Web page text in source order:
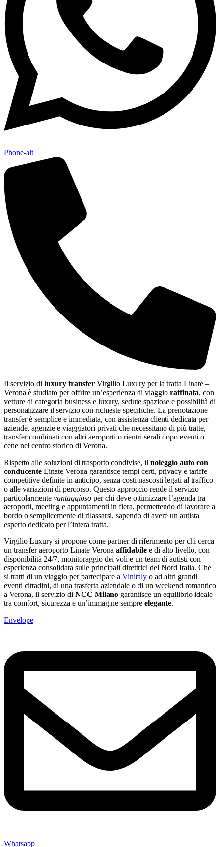
Phone-alt
Il servizio di luxury transfer Virgilio Luxury per la tratta Linate –
Verona è studiato per offrire un’esperienza di viaggio raffinata, con
vetture di categoria business e luxury, sedute spaziose e possibilità di
personalizzare il servizio con richieste specifiche. La prenotazione
transfer è semplice e immediata, con assistenza clienti dedicata per
aziende, agenzie e viaggiatori privati che necessitano di più tratte,
transfer combinati con altri aeroporti o rientri serali dopo eventi o
cene nel centro storico di Verona.
Rispetto alle soluzioni di trasporto condivise, il noleggio auto con
conducente Linate Verona garantisce tempi certi, privacy e tariffe
competitive definite in anticipo, senza costi nascosti legati al traffico
o alle variazioni di percorso. Questo approccio rende il servizio
particolarmente vantaggioso per chi deve ottimizzare l’agenda tra
aeroporti, meeting e appuntamenti in fiera, permettendo di lavorare a
bordo o semplicemente di rilassarsi, sapendo di avere un autista
esperto dedicato per l’intera tratta.
Virgilio Luxury si propone come partner di riferimento per chi cerca
un transfer aeroporto Linate Verona affidabile e di alto livello, con
disponibilità 24/7, monitoraggio dei voli e un team di autisti con
esperienza consolidata sulle principali direttrici del Nord Italia. Che
si tratti di un viaggio per partecipare a Vinitaly o ad altri grandi
eventi cittadini, di una trasferta aziendale o di un weekend romantico
a Verona, il servizio di NCC Milano garantisce un equilibrio ideale
tra comfort, sicurezza e un’immagine sempre elegante.
Envelope
Whatsapp